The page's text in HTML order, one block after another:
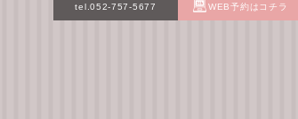
tel.052-757-5677 WEB予約はコチラ